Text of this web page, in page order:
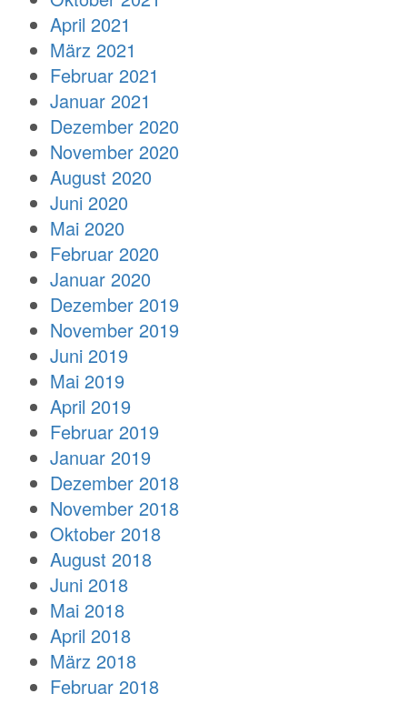
April 2021
März 2021
Februar 2021
Januar 2021
Dezember 2020
November 2020
August 2020
Juni 2020
Mai 2020
Februar 2020
Januar 2020
Dezember 2019
November 2019
Juni 2019
Mai 2019
April 2019
Februar 2019
Januar 2019
Dezember 2018
November 2018
Oktober 2018
August 2018
Juni 2018
Mai 2018
April 2018
März 2018
Februar 2018